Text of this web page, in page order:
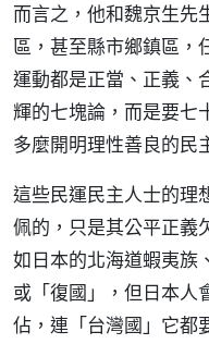
而言之，他和魏京生先
區，甚至縣市鄉鎮區，
運動都是正當、正義、
輝的七塊論，而是要七
多麼開明理性善良的民
這些民運民主人士的理
佩的，只是其公平正義
如日本的北海道蝦夷族
或「復國」，但日本人
佔，連「台灣國」它都